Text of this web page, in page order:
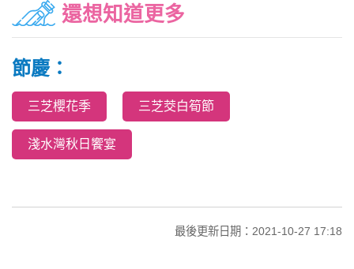
還想知道更多
節慶：
三芝櫻花季 三芝茭白筍節
淺水灣秋日饗宴
最後更新日期：2021-10-27 17:18